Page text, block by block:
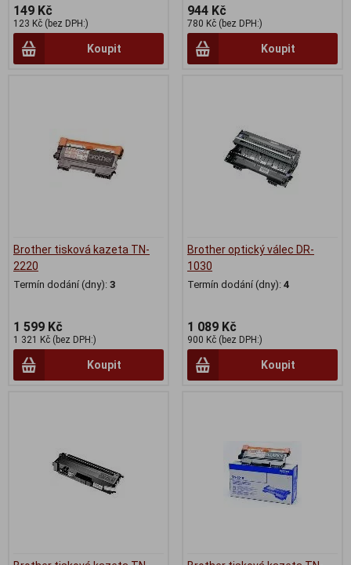
149 Kč
123 Kč (bez DPH:)
Koupit
944 Kč
780 Kč (bez DPH:)
Koupit
Brother tisková kazeta TN-
2220
Termín dodání (dny): 3
1 599 Kč
1 321 Kč (bez DPH:)
Koupit
Brother optický válec DR-
1030
Termín dodání (dny): 4
1 089 Kč
900 Kč (bez DPH:)
Koupit